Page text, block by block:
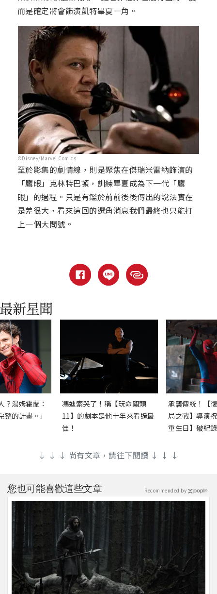
而是確定將會飾演凱特畢夏一角。
©Disney/Marvel Comics
至於影集的劇情線，則是聚焦在傑瑞米雷納飾演的
「鷹眼」克林特巴頓，訓練畢夏成為下一代「鷹
眼」的過程。只是有鑑於前前後後傳出的說法實在
是差很大，看來這回的選角消息我們最終也只能打
上一個大問號。
？湯姆霍蘭：
的計畫。」
馮迪索哭了！稱【玩命關頭
11】的劇本是他十年來看過最
佳！
承襲傳統！【
局之戰】導演
重生日】破紀
↓ ↓ ↓ 尚有文章，請往下閱讀 ↓ ↓ ↓
您也可能喜歡這些文章 Recommended by